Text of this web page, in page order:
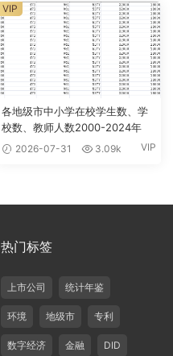
各地级市中小学在校学生数、学
校数、教师人数2000-2024年
2026-07-31 3.09k VIP
VIP
热门标签
上市公司 统计年鉴
环境 地级市 专利
数字经济 金融 DID